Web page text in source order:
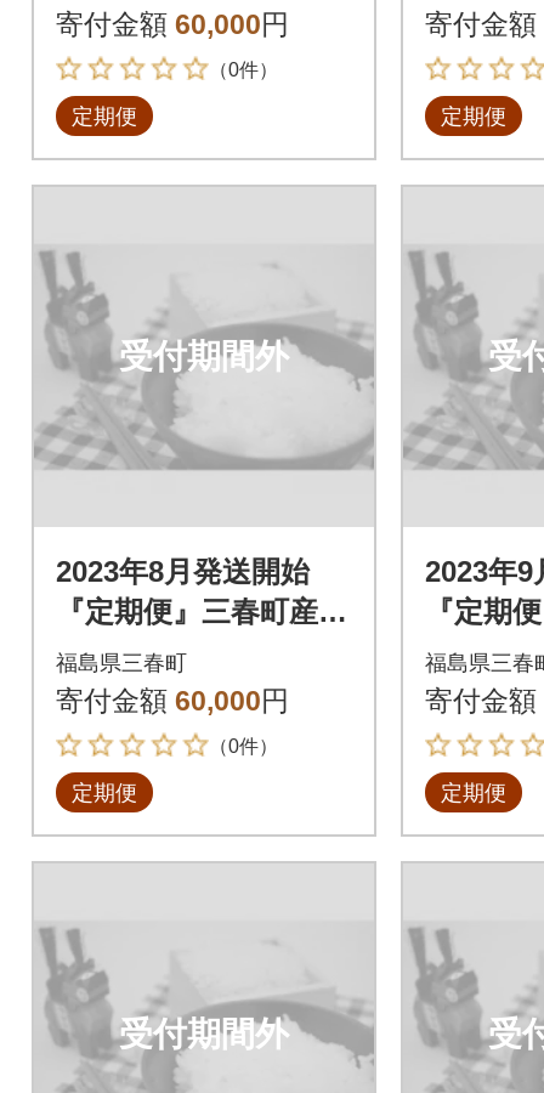
寄付金額 60,000円
（0件）
定期便
寄付金額
定期便
受付期間外
2023年8月発送開始
『定期便』三春町産コ
シヒカリ計15kg全3回
福島県三春町
寄付金額 60,000円
（0件）
定期便
受
2023年9
『定期
シヒカ
福島県三春
寄付金額
定期便
受付期間外 受